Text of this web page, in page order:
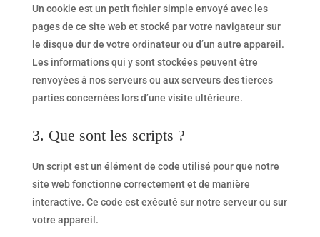
Un cookie est un petit fichier simple envoyé avec les
pages de ce site web et stocké par votre navigateur sur
le disque dur de votre ordinateur ou d’un autre appareil.
Les informations qui y sont stockées peuvent être
renvoyées à nos serveurs ou aux serveurs des tierces
parties concernées lors d’une visite ultérieure.
3. Que sont les scripts ?
Un script est un élément de code utilisé pour que notre
site web fonctionne correctement et de manière
interactive. Ce code est exécuté sur notre serveur ou sur
votre appareil.